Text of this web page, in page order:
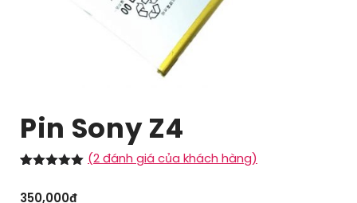
Pin Sony Z4
đánh giá
(2đánh giá của khách hàng)
350,000₫